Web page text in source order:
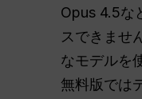
Opus 4.5な
スできませ
なモデルを
無料版では